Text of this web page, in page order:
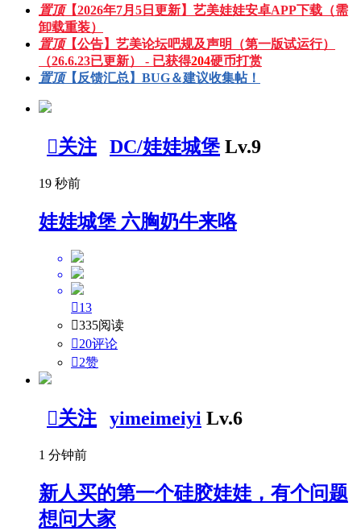
置顶【2026年7月5日更新】艺美娃娃安卓APP下载（需
卸载重装）
置顶【公告】艺美论坛吧规及声明（第一版试运行）
（26.6.23已更新） - 已获得204硬币打赏
置顶【反馈汇总】BUG＆建议收集帖！
关注 DC/娃娃城堡 Lv.9
19 秒前
娃娃城堡 六胸奶牛来咯
13
335阅读
20评论
2赞
关注 yimeimeiyi Lv.6
1 分钟前
新人买的第一个硅胶娃娃，有个问题
想问大家